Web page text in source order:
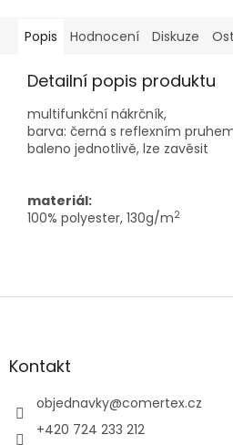
Popis Hodnocení Diskuze
Detailní popis produktu
multifunkční nákrčník,
barva: černá s reflexním
baleno jednotlivě, lze zavěsit
materiál:
100% polyester, 130g/m2
Z
aKontakt
objednavky@comertex.cz
+420 724 233 212